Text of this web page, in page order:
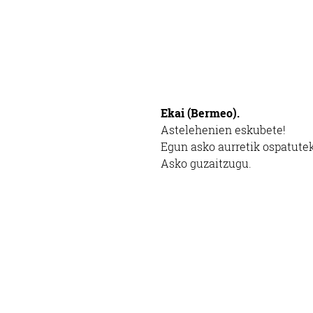
Ekai (Bermeo).
Astelehenien eskubete!
Egun asko aurretik
Asko guzaitzugu.